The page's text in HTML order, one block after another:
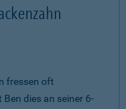
fressen oft
dies an seiner 6-